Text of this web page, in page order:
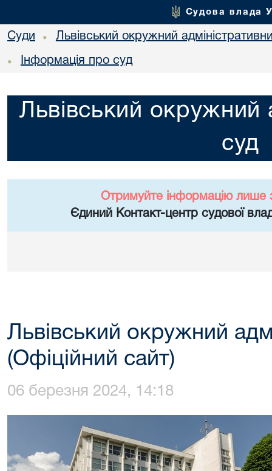
Судова влада
Суди • Львівський окружний
• Інформація про суд
Львівський окружний
суд
Отримуйте інформацію лише
Єдиний Контакт-центр судової
Львівський окружний
(Офіційний сайт)
06 березня 2024, 14:18